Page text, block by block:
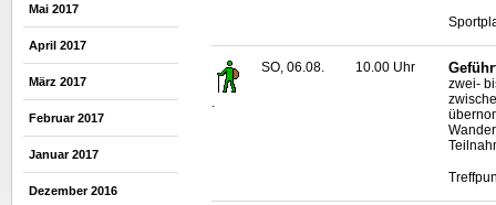
Mai 2017
April 2017
März 2017
Februar 2017
Januar 2017
Dezember 2016
.
SO, 06.08. 10.00 Uhr
zwei-